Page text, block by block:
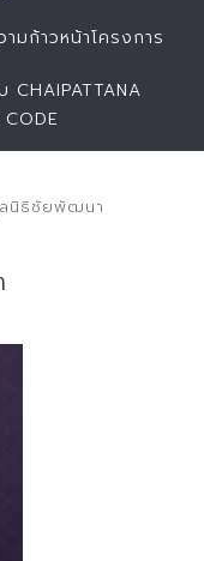
ามก้าวหน้าโครงการ
ลนิธิชัยพัฒนา